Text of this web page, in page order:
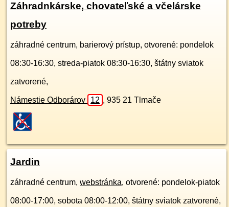
Záhradnkárske, chovateľské a včelárske
potreby
záhradné centrum, barierový prístup, otvorené: pondelok
08:30-16:30, streda-piatok 08:30-16:30, štátny sviatok
zatvorené,
Námestie Odborárov 12 , 935 21 Tlmače
Jardin
záhradné centrum, webstránka, otvorené: pondelok-piatok
08:00-17:00, sobota 08:00-12:00, štátny sviatok zatvorené,